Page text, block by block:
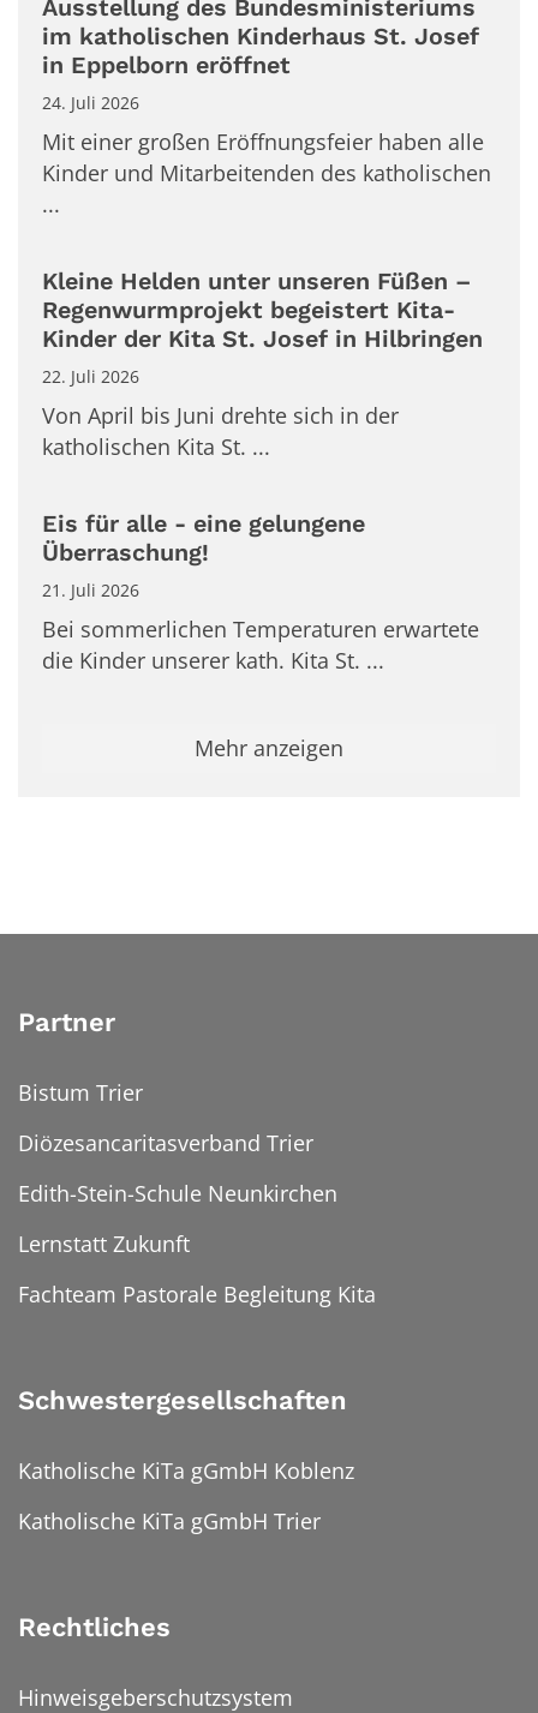
Ausstellung des Bundesministeriums
im katholischen Kinderhaus St. Josef
in Eppelborn eröffnet
24. Juli 2026
Mit einer großen Eröffnungsfeier haben alle
Kinder und Mitarbeitenden des katholischen
...
Kleine Helden unter unseren Füßen –
Regenwurmprojekt begeistert Kita-
Kinder der Kita St. Josef in Hilbringen
22. Juli 2026
Von April bis Juni drehte sich in der
katholischen Kita St. ...
Eis für alle - eine gelungene
Überraschung!
21. Juli 2026
Bei sommerlichen Temperaturen erwartete
die Kinder unserer kath. Kita St. ...
Mehr anzeigen
Partner
Bistum Trier
Diözesancaritasverband Trier
Edith-Stein-Schule Neunkirchen
Lernstatt Zukunft
Fachteam Pastorale Begleitung Kita
Schwestergesellschaften
Katholische KiTa gGmbH Koblenz
Katholische KiTa gGmbH Trier
Rechtliches
Hinweisgeberschutzsystem